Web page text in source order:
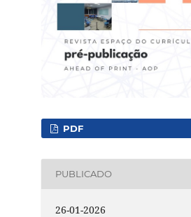
PDF
PUBLICADO
26-01-2026